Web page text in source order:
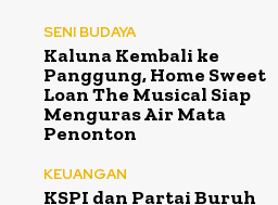
SENI BUDAYA
Kaluna Kembali ke
Panggung, Home Sweet
Loan The Musical Siap
Menguras Air Mata
Penonton
KEUANGAN
KSPI dan Partai Buruh